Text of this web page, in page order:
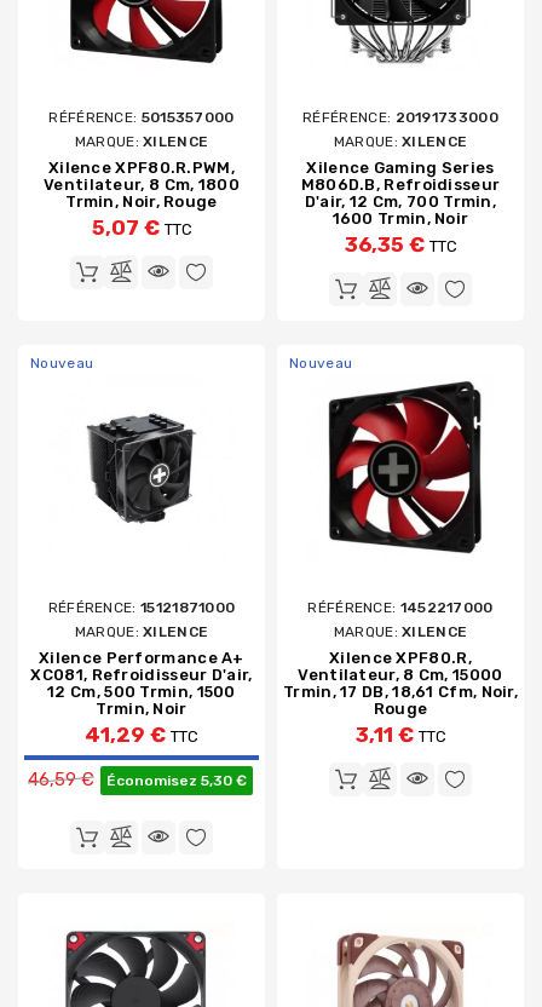
RÉFÉRENCE: 5015357000
MARQUE:XILENCE
Xilence XPF80.R.PWM,
Ventilateur, 8 Cm, 1800
Trmin, Noir, Rouge
5,07 € TTC
RÉFÉRENCE: 20191733000
MARQUE:XILENCE
Xilence Gaming Series
M806D.B, Refroidisseur
D'air, 12 Cm, 700 Trmin,
1600 Trmin, Noir
36,35 € TTC
Nouveau
RÉFÉRENCE: 15121871000
MARQUE:XILENCE
Xilence Performance A+
XC081, Refroidisseur D'air,
12 Cm, 500 Trmin, 1500
Trmin, Noir
41,29 € TTC
Prix de base
46,59 € Économisez 5,30 €
Nouveau
RÉFÉRENCE: 1452217000
MARQUE:XILENCE
Xilence XPF80.R,
Ventilateur, 8 Cm, 15000
Trmin, 17 DB, 18,61 Cfm, Noir,
Rouge
3,11 € TTC